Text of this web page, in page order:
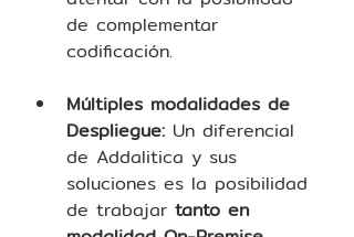
de complementar
codificación.
Múltiples modalidades de
Despliegue: Un diferencial
de Addalitica y sus
soluciones es la posibilidad
de trabajar tanto en